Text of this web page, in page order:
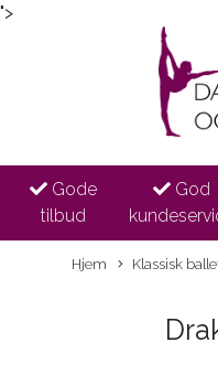
">
Gode
tilbud
God
Hjem Klassisk